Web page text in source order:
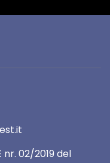
nr. 02/2019 del